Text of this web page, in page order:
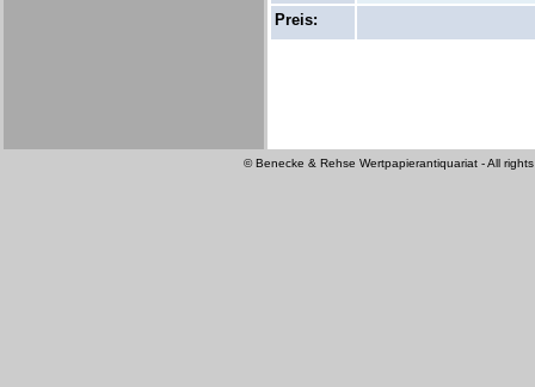
Preis:
© Benecke & Rehse Wertpapierantiquariat - All